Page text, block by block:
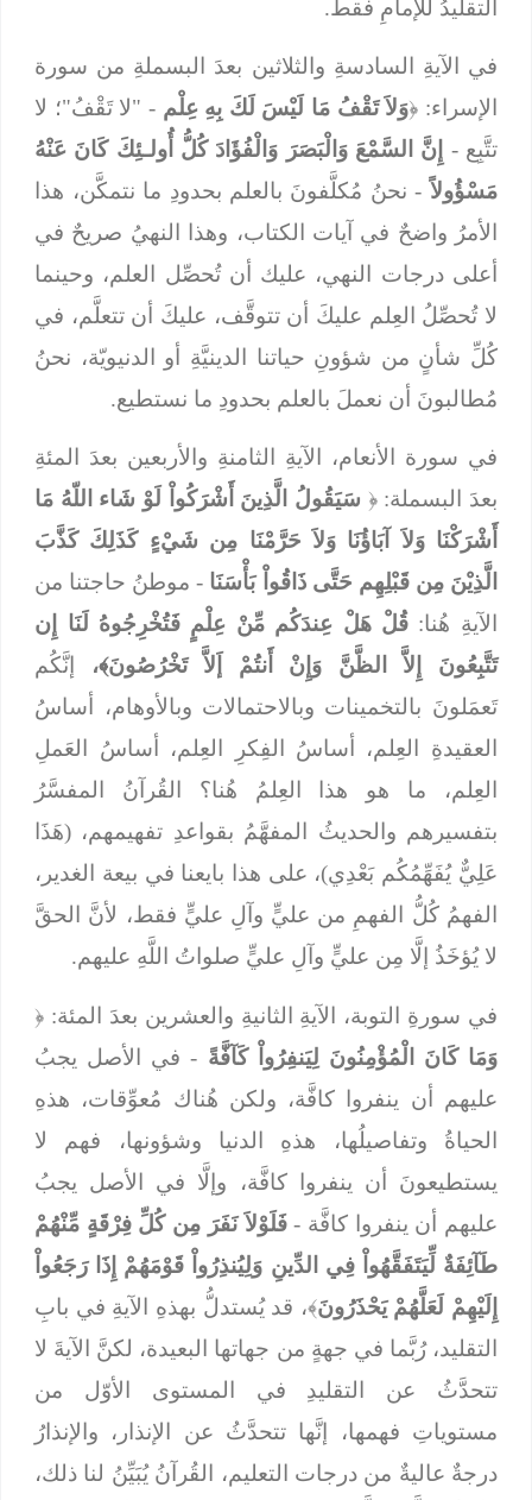
التقليدُ للإمامِ فقط.
في الآيةِ السادسةِ والثلاثين بعدَ البسملةِ من سورة
الإسراء: ﴿وَلاَ تَقْفُ مَا لَيْسَ لَكَ بِهِ عِلْم - "لا تَقْفُ"؛ لا
تتَّبِع - إِنَّ السَّمْعَ وَالْبَصَرَ وَالْفُؤَادَ كُلُّ أُولـئِكَ كَانَ عَنْهُ
مَسْؤُولاً- نحنُ مُكلَّفونَ بالعلم بحدودِ ما نتمكَّن، هذا
الأمرُ واضحٌ في آيات الكتاب، وهذا النهيُ صريحٌ في
أعلى درجات النهي، عليك أن تُحصِّل العلم، وحينما
لا تُحصِّلُ العِلم عليكَ أن تتوقَّف، عليكَ أن تتعلَّم، في
كُلِّ شأنٍ من شؤونِ حياتنا الدينيَّةِ أو الدنيويّة، نحنُ
مُطالبونَ أن نعملَ بالعلم بحدودِ ما نستطيع.
في سورة الأنعام، الآيةِ الثامنةِ والأربعين بعدَ المئةِ
بعدَ البسملة: ﴿ سَيَقُولُ الَّذِينَ أَشْرَكُواْ لَوْ شَاء اللّهُ مَا
أَشْرَكْنَا وَلاَ آبَاؤُنَا وَلاَ حَرَّمْنَا مِن شَيْءٍ كَذَلِكَ كَذَّبَ
الَّذِيْنَ مِن قَبْلِهِم حَتَّى ذَاقُواْ بَأْسَنَا- موطنُ حاجتنا من
الآيةِ هُنا:قُلْ هَلْ عِندَكُم مِّنْ عِلْمٍ فَتُخْرِجُوهُ لَنَا إِن
تَتَّبِعُونَ إِلاَّ الظَّنَّ وَإِنْ أَنتُمْ إَلاَّ تَخْرُصُونَ﴾،إنَّكُم
تَعمَلونَ بالتخمينات وبالاحتمالات وبالأوهام، أساسُ
العقيدةِ العِلم، أساسُ الفِكرِ العِلم، أساسُ العَملِ
العِلم، ما هو هذا العِلمُ هُنا؟ القُرآنُ المفسَّرُ
بتفسيرهم والحديثُ المفهَّمُ بقواعدِ تفهيمهم، (هَذَا
عَلِيٌّ يُفَهِّمُكُم بَعْدِي)، على هذا بايعنا في بيعة الغدير،
الفهمُ كُلُّ الفهمِ من عليٍّ وآلِ عليٍّ فقط، لأنَّ الحقَّ
لا يُؤخَذُ إلَّا مِن عليٍّ وآلِ عليٍّ صلواتُ اللَّهِ عليهم.
في سورةِ التوبة، الآيةِ الثانيةِ والعشرين بعدَ المئة: ﴿
وَمَا كَانَ الْمُؤْمِنُونَ لِيَنفِرُواْ كَآفَّةً - في الأصل يجبُ
عليهم أن ينفروا كافَّة، ولكن هُناك مُعوِّقات، هذهِ
الحياةُ وتفاصيلُها، هذهِ الدنيا وشؤونها، فهم لا
يستطيعونَ أن ينفروا كافَّة، وإلَّا في الأصل يجبُ
عليهم أن ينفروا كافَّة - فَلَوْلاَ نَفَرَ مِن كُلِّ فِرْقَةٍ مِّنْهُمْ
طَآئِفَةٌ لِّيَتَفَقَّهُواْ فِي الدِّينِ وَلِيُنذِرُواْ قَوْمَهُمْ إِذَا رَجَعُواْ
إِلَيْهِمْ لَعَلَّهُمْ يَحْذَرُونَ﴾، قد يُستدلُّ بهذهِ الآيةِ في بابِ
التقليد، رُبَّما في جهةٍ من جهاتها البعيدة، لكنَّ الآيةَ لا
تتحدَّثُ عن التقليدِ في المستوى الأوّل من
مستوياتِ فهمها، إنَّها تتحدَّثُ عن الإنذار، والإنذارُ
درجةٌ عاليةٌ من درجات التعليم، القُرآنُ يُبَيِّنُ لنا ذلك،